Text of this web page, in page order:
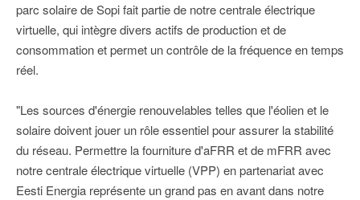
parc solaire de Sopi fait partie de notre centrale électrique
virtuelle, qui intègre divers actifs de production et de
consommation et permet un contrôle de la fréquence en temps
réel.
"Les sources d'énergie renouvelables telles que l'éolien et le
solaire doivent jouer un rôle essentiel pour assurer la stabilité
du réseau. Permettre la fourniture d'aFRR et de mFRR avec
notre centrale électrique virtuelle (VPP) en partenariat avec
Eesti Energia représente un grand pas en avant dans notre